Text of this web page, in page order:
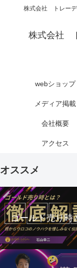
株式会社 トレー
株式会社
webショップ
メディア掲載
会社概要
アクセス
オススメ
ゴールド売り時